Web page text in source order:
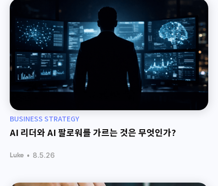
BUSINESS STRATEGY
AI 리더와 AI 팔로워를 가르는 것은 무엇인가?
Luke • 8.5.26